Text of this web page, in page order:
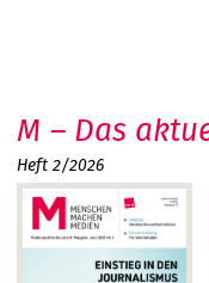
M – Das
Heft 2/2026